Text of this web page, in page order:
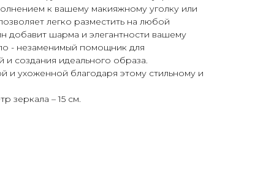
к вашему макияжному уголку или
легко разместить на любой
добавит шарма и элегантности вашему
- незаменимый помощник для
и создания идеального образа.
и ухоженной благодаря этому стильному и
зеркала – 15 см.